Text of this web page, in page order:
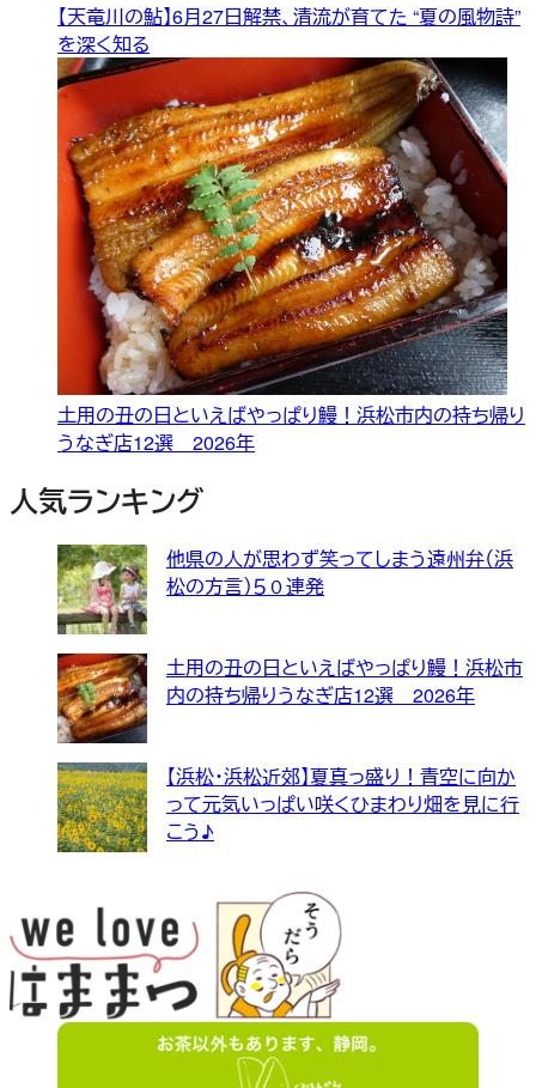
【天竜川の鮎】6月27日解禁、清流が育てた “夏の風物詩”
を深く知る
土用の丑の日といえばやっぱり鰻！浜松市内の持ち帰り
うなぎ店12選 2026年
人気ランキング
他県の人が思わず笑ってしまう遠州弁（浜
松の方言）５０連発
土用の丑の日といえばやっぱり鰻！浜松市
内の持ち帰りうなぎ店12選 2026年
【浜松・浜松近郊】夏真っ盛り！青空に向か
って元気いっぱい咲くひまわり畑を見に行
こう♪